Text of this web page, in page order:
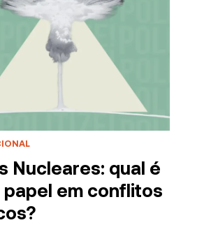
Nucleares: qual é
papel em conflitos